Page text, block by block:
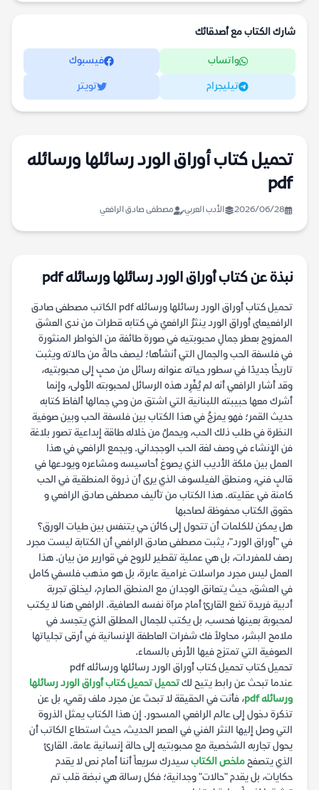
شارك الكتاب مع أصدقائك
واتساب فيسبوك
تيليجرام تويتر
تحميل كتاب أوراق الورد رسائلها ورسائله
pdf
2026/06/28 الأدب العربي مصطفى صادق الرافعي
نبذة عن كتاب أوراق الورد رسائلها ورسائله pdf
تحميل كتاب أوراق الورد رسائلها ورسائله pdf الكاتب مصطفى صادق
الرافعيعلى أوراق الورد ينثرُ الرافعيُ في كتابه قطرات من ندى العشق
الممزوج بعطر جمالِ محبوبتيه في صورة طائفة من الخواطر المنثورة
في فلسفة الحب والجمال التي أنشأها؛ ليصف حالةً من حالاته ويثبت
تاريخًا جديدًا في سطور حياته عنوانه رسائل من محبٍ إلى محبوبتيه،
وقد أشار الرافعي أنه لم يُفْرِد هذه الرسائل لمحبوبته الأولى، وإنما
أشرك معها حبيبته اللبنانية التي اشتق من وحي جمالها ألفاظ كتابه
حديث القمر؛ فهو يمزجُ في هذا الكتاب بين فلسفة الحب وبين صوفية
النظرة في طلب ذلك الحب، ويحملُ من خلاله طاقة إبداعية تصور بلاغة
فن الإنشاء في وصف لغة الحب الوججداني. ويجمع الرافعي في هذا
العمل بين ملكة الأديب الذي يصوغ أحاسيسه ومشاعره ويودعها في
قالبٍ فني، ومنطق الفيلسوف الذي يرى أن ذروة المنطقية في الحب
كامنة في عقليته. هذا الكتاب من تأليف مصطفى صادق الرافعي و
حقوق الكتاب محفوظة لصاحبها
هل يمكن للكلمات أن تتحول إلى كائن حي يتنفس بين طيات الورق؟
في "أوراق الورد"، يثبت مصطفى صادق الرافعي أن الكتابة ليست مجرد
رصف للمفردات، بل هي عملية تقطير للروح في قوارير من بيان. هذا
العمل ليس مجرد مراسلات غرامية عابرة، بل هو مذهب فلسفي كامل
في العشق، حيث يتعانق الوجدان مع المنطق الصارم، ليخلق تجربة
أدبية فريدة تضع القارئ أمام مرآة نفسه الصافية. الرافعي هنا لا يكتب
لمحبوبة بعينها فحسب، بل يكتب للجمال المطلق الذي يتجسد في
ملامح البشر، محاولاً فك شفرات العاطفة الإنسانية في أرقى تجلياتها
الصوفية التي تمتزج فيها الأرض بالسماء.
تحميل كتاب تحميل كتاب أوراق الورد رسائلها ورسائله pdf
عندما تبحث عن رابط يتيح لكتحميل تحميل كتاب أوراق الورد رسائلها
ورسائله pdf
، فأنت في الحقيقة لا تبحث عن مجرد ملف رقمي، بل عن
تذكرة دخول إلى عالم الرافعي المسحور. إن هذا الكتاب يمثل الذروة
التي وصل إليها النثر الفني في العصر الحديث، حيث استطاع الكاتب أن
يحول تجاربه الشخصية مع محبوبتيه إلى حالة إنسانية عامة. القارئ
الذي يتصفحملخص الكتاب سيدرك سريعاً أننا أمام نص لا يقدم
حكايات، بل يقدم "حالات" وجدانية؛ فكل رسالة هي نبضة قلب تم